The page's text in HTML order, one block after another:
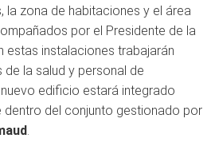
la zona de habitaciones y el área
por el Presidente de la
estas instalaciones trabajarán
la salud y personal de
edificio estará integrado
dentro del conjunto gestionado por
.